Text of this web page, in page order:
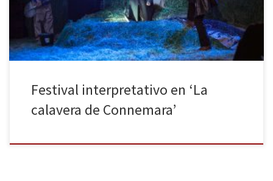
durante estas primeras semanas […]
Festival interpretativo en ‘La
calavera de Connemara’